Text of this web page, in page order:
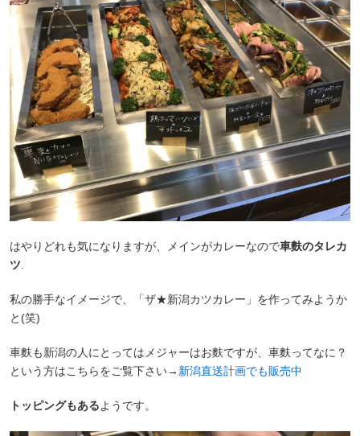
はやりどれも気になりますが、メインがカレーなので車麩のタレカ
ツ
私の勝手なイメージで、「ザ★新潟カツカレー」を作ってみようか
と(笑)
車麩も新潟の人にとってはメジャーはお麩ですが、車麩ってなに？
という方はこちらをご覧下さい→ 新潟直送計画でも販売中
トッピングもあるようです。